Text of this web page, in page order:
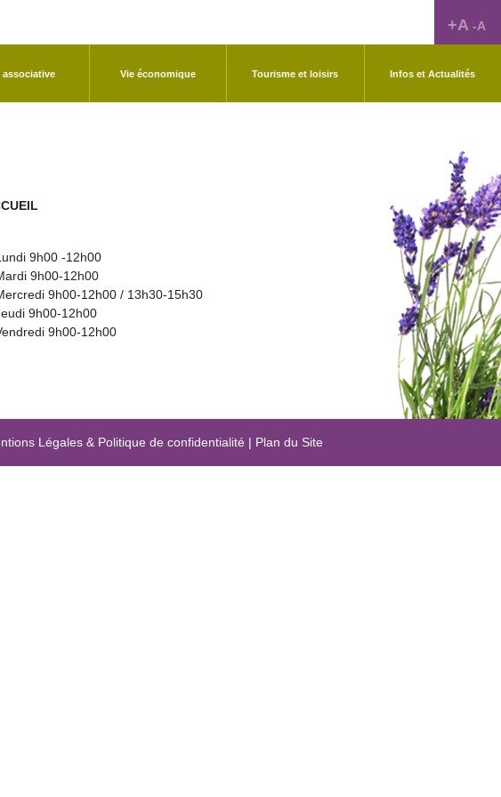
+A -A
associative Vie économique Tourisme et loisirs Infos et Actualités
9h00 -12h00
9h00-12h00
9h00-12h00 / 13h30-15h30
9h00-12h00
9h00-12h00
Légales& Politique de confidentialité | Plan du Site